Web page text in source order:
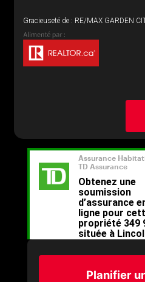
Gracieuseté de : RE/MAX GARDEN
Planifier